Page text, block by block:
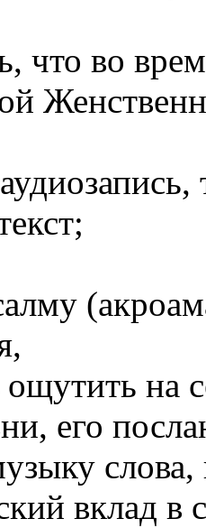
что во
на
его
вклад в